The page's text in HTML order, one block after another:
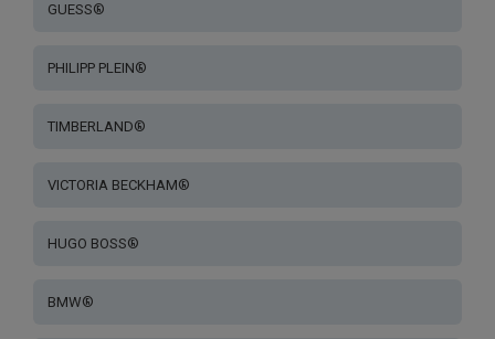
GUESS®
PHILIPP PLEIN®
TIMBERLAND®
VICTORIA BECKHAM®
HUGO BOSS®
BMW®